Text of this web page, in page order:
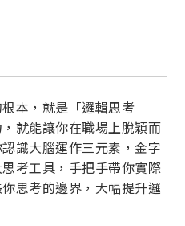
本，就是「邏輯思考
就能讓你在職場上脫穎而
識大腦運作三元素，金字
考工具，手把手帶你實際
思考的邊界，大幅提升邏